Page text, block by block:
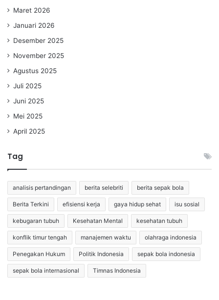
Maret 2026
Januari 2026
Desember 2025
November 2025
Agustus 2025
Juli 2025
Juni 2025
Mei 2025
April 2025
Tag
analisis pertandingan berita selebriti berita sepak bola
Berita Terkini efisiensi kerja gaya hidup sehat isu sosial
kebugaran tubuh Kesehatan Mental kesehatan tubuh
konflik timur tengah manajemen waktu olahraga indonesia
Penegakan Hukum Politik Indonesia sepak bola indonesia
sepak bola internasional Timnas Indonesia